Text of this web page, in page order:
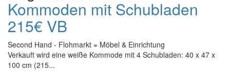
Kommoden mit Schubladen
215€ VB
Second Hand - Flohmarkt » Möbel & Einrichtung
Verkauft wird eine weiße Kommode mit 4 Schubladen: 40 x 47 x
100 cm (215...